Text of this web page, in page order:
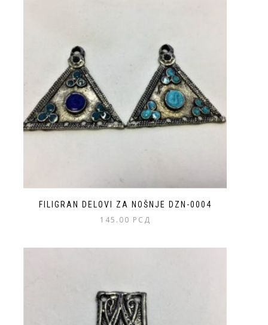
FILIGRAN DELOVI ZA NOŠNJE DZN-0004
145.00 РСД